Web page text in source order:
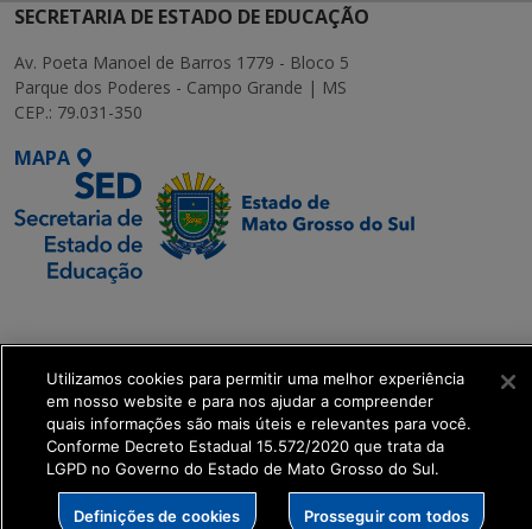
SECRETARIA DE ESTADO DE EDUCAÇÃO
Av. Poeta Manoel de Barros 1779 - Bloco 5
Parque dos Poderes - Campo Grande | MS
CEP.: 79.031-350
MAPA
Executiva de
Transformação Digital
get_footer();
Utilizamos cookies para permitir uma melhor experiência
em nosso website e para nos ajudar a compreender
quais informações são mais úteis e relevantes para você.
Conforme Decreto Estadual 15.572/2020 que trata da
LGPD no Governo do Estado de Mato Grosso do Sul.
Definições de cookies Prosseguir com todos